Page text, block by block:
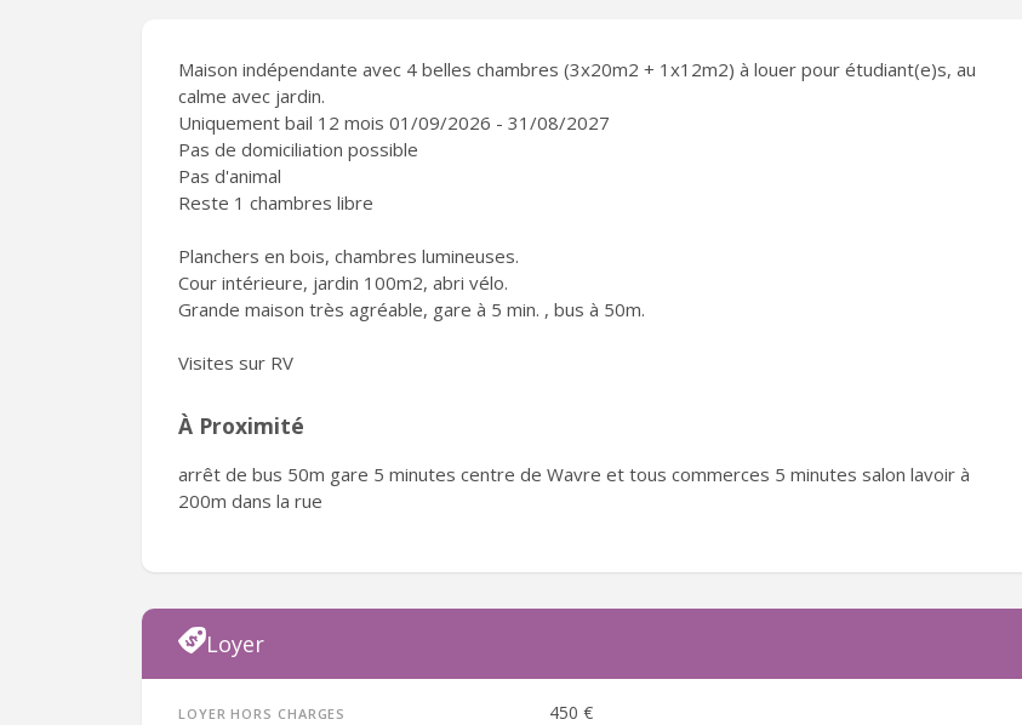
Maison indépendante avec 4 belles chambres (3x20m2 + 1x12m2) à louer pour étudiant(e)s, au
calme avec jardin.
Uniquement bail 12 mois 01/09/2026 - 31/08/2027
Pas de domiciliation possible
Pas d'animal
Reste 1 chambres libre
Planchers en bois, chambres lumineuses.
Cour intérieure, jardin 100m2, abri vélo.
Grande maison très agréable, gare à 5 min. , bus à 50m.
Visites sur RV
À Proximité
arrêt de bus 50m gare 5 minutes centre de Wavre et tous commerces 5 minutes salon lavoir à
200m dans la rue
Loyer
Loyer hors charges 450 €